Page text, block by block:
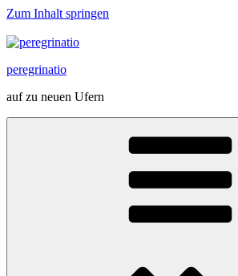
Zum Inhalt springen
peregrinatio
auf zu neuen Ufern